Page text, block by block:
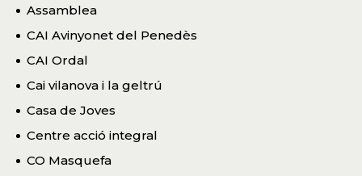
Assamblea
CAI Avinyonet del Penedès
CAI Ordal
Cai vilanova i la geltrú
Casa de Joves
Centre acció integral
CO Masquefa